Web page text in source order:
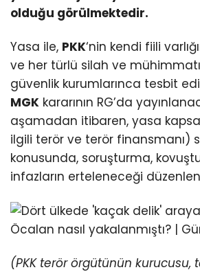
olduğu görülmektedir.
Yasa ile, PKK‘nin kendi fiili
ve her türlü silah ve
güvenlik kurumlarınca tesbit
MGK kararının RG’da
aşamadan itibaren, yasa
ilgili terör ve terör finansmanı)
konusunda, soruşturma,
infazların erteleneceği
(PKK terör örgütünün kurucusu,